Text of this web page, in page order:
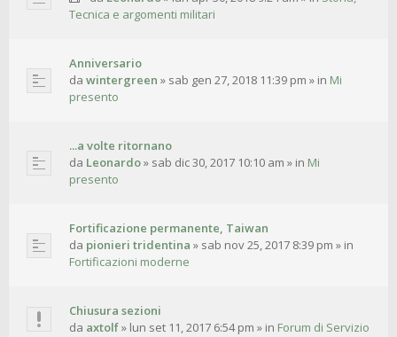
Tecnica e argomenti militari
Anniversario
da wintergreen » sab gen 27, 2018 11:39 pm » in Mi
presento
...a volte ritornano
da Leonardo» sab dic 30, 2017 10:10 am » in Mi
presento
Fortificazione permanente, Taiwan
da pionieri tridentina » sab nov 25, 2017 8:39 pm » in
Fortificazioni moderne
Chiusura sezioni
da axtolf» lun set 11, 2017 6:54 pm » in Forum di Servizio